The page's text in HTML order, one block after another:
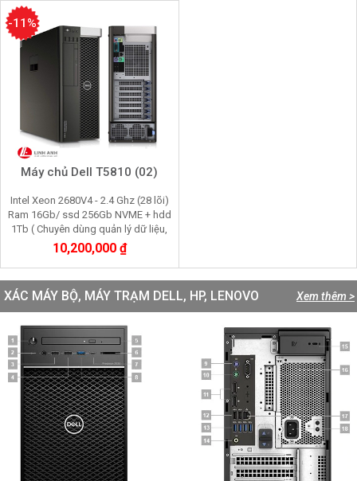
Máy chủ Dell T5810 (02)
Intel Xeon 2680V4 - 2.4 Ghz (28 lõi)
Ram 16Gb/ ssd 256Gb NVME + hdd
1Tb ( Chuyên dùng quản lý dữ liệu,
chạy phần mềm kế toán doanh
nghiệp)
10,200,000 ₫
-11%
Xem thêm >
XÁC MÁY BỘ, MÁY TRẠM DELL, HP, LENOVO